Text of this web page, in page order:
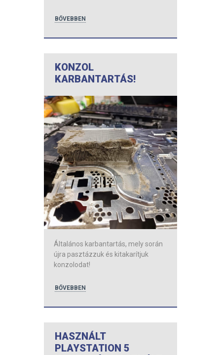
BŐVEBBEN
KONZOL
KARBANTARTÁS!
Általános karbantartás, mely során
újra pasztázzuk és kitakarítjuk
konzolodat!
BŐVEBBEN
HASZNÁLT
PLAYSTATION 5